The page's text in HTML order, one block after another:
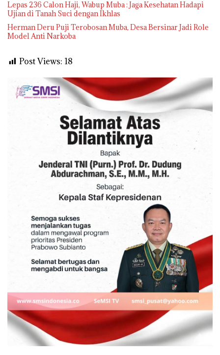
Lepas 236 Calon Haji, Wabup Muba : Jaga Kesehatan Hadapi
Ujian di Tanah Suci dengan Ikhlas
Herman Deru Puji Terobosan Muba, Desa Bersinar Jadi Role
Model Anti Narkoba
Post Views: 18